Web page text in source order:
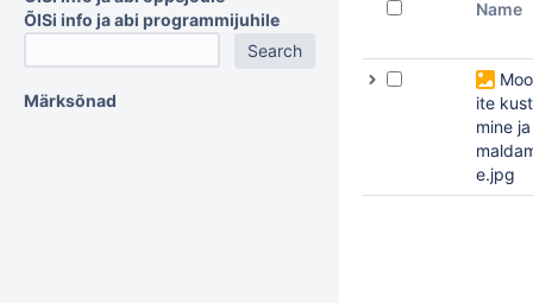
ÕISi info ja abi programmijuhile
Märksõnad
Name
ite
mine
e.jpg